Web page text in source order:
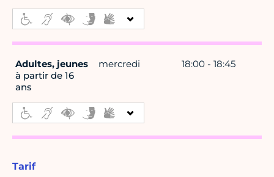
Adultes, jeunes
à partir de 16
ans
mercredi 18:00 - 18:45
Tarif